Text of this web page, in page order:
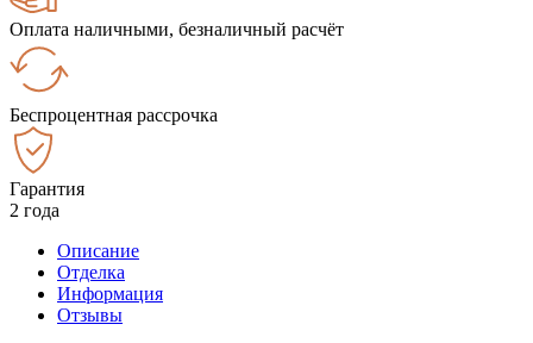
Оплата наличными, безналичный расчёт
Беспроцентная рассрочка
Гарантия
2 года
Описание
Отделка
Информация
Отзывы